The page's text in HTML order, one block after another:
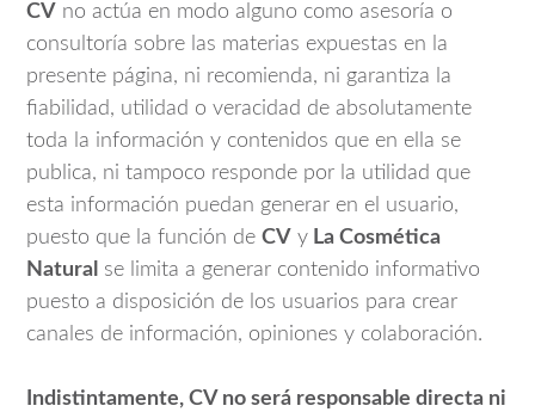
CV no actúa en modo alguno como asesoría o
consultoría sobre las materias expuestas en la
presente página, ni recomienda, ni garantiza la
fiabilidad, utilidad o veracidad de absolutamente
toda la información y contenidos que en ella se
publica, ni tampoco responde por la utilidad que
esta información puedan generar en el usuario,
puesto que la función de CV y La Cosmética
Natural se limita a generar contenido informativo
puesto a disposición de los usuarios para crear
canales de información, opiniones y colaboración.
Indistintamente, CV no será responsable directa ni